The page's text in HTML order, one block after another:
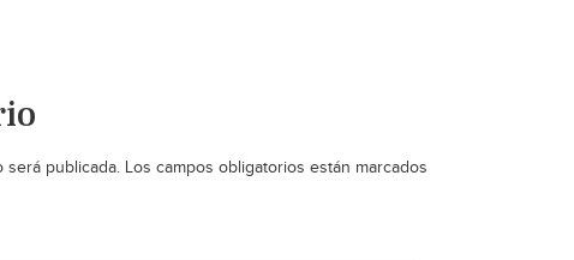
publicada. Los campos obligatorios están marcados